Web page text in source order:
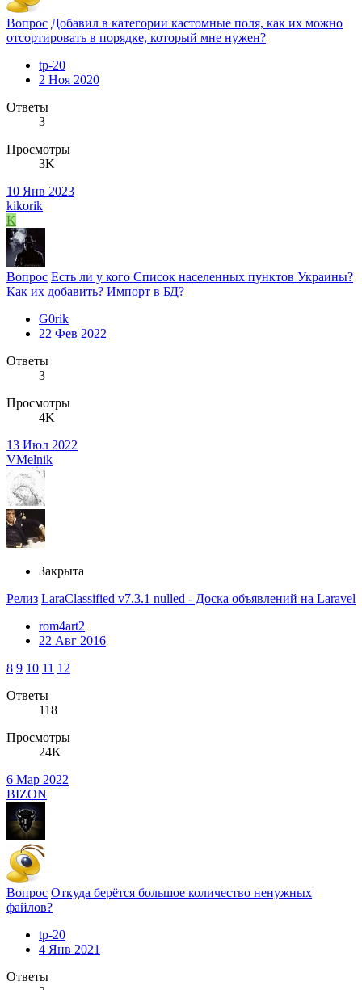
Вопрос Добавил в категории кастомные поля, как их можно
отсортировать в порядке, который мне нужен?
tp-20
2 Ноя 2020
Ответы
3
Просмотры
3K
10 Янв 2023
kikorik
K
Вопрос Есть ли у кого Список населенных пунктов Украины?
Как их добавить? Импорт в БД?
G0rik
22 Фев 2022
Ответы
3
Просмотры
4K
13 Июл 2022
VMelnik
Закрыта
Релиз LaraClassified v7.3.1 nulled - Доска объявлений на Laravel
rom4art2
22 Авг 2016
8 9 10 11 12
Ответы
118
Просмотры
24K
6 Мар 2022
BIZON
Вопрос Откуда берётся большое количество ненужных
файлов?
tp-20
4 Янв 2021
Ответы